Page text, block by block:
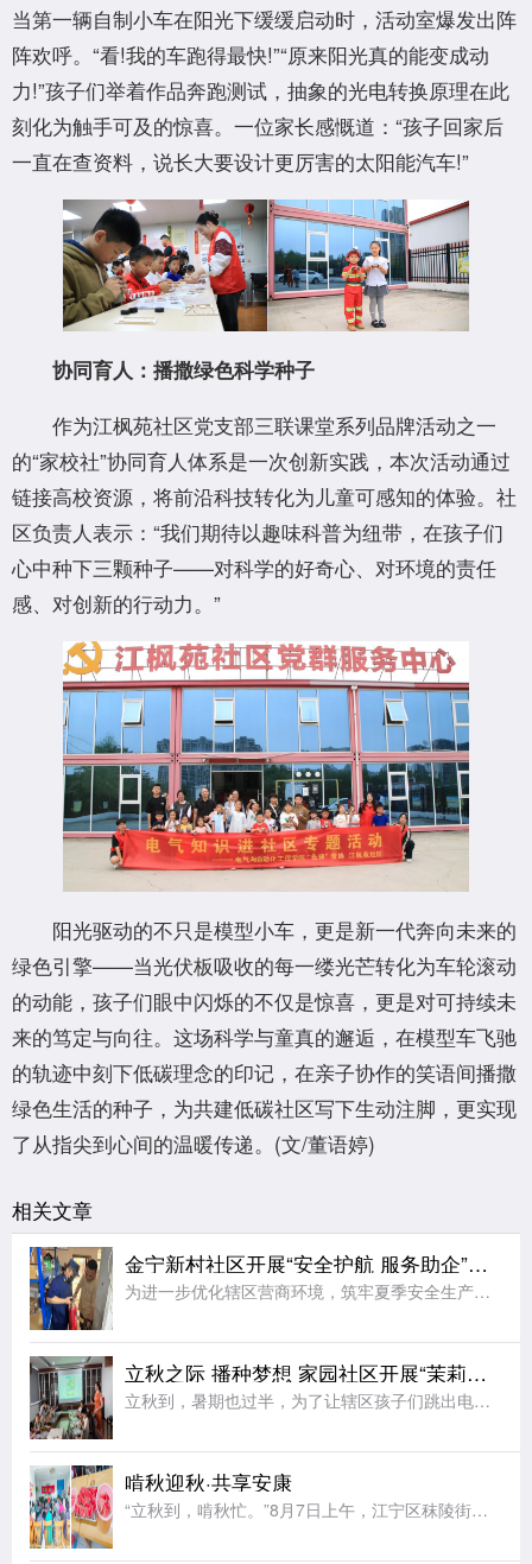
当第一辆自制小车在阳光下缓缓启动时，活动室爆发出阵
阵欢呼。“看!我的车跑得最快!”“原来阳光真的能变成动
力!”孩子们举着作品奔跑测试，抽象的光电转换原理在此
刻化为触手可及的惊喜。一位家长感慨道：“孩子回家后
一直在查资料，说长大要设计更厉害的太阳能汽车!”
协同育人：播撒绿色科学种子
作为江枫苑社区党支部三联课堂系列品牌活动之一
的“家校社”协同育人体系是一次创新实践，本次活动通过
链接高校资源，将前沿科技转化为儿童可感知的体验。社
区负责人表示：“我们期待以趣味科普为纽带，在孩子们
心中种下三颗种子——对科学的好奇心、对环境的责任
感、对创新的行动力。”
阳光驱动的不只是模型小车，更是新一代奔向未来的
绿色引擎——当光伏板吸收的每一缕光芒转化为车轮滚动
的动能，孩子们眼中闪烁的不仅是惊喜，更是对可持续未
来的笃定与向往。这场科学与童真的邂逅，在模型车飞驰
的轨迹中刻下低碳理念的印记，在亲子协作的笑语间播撒
绿色生活的种子，为共建低碳社区写下生动注脚，更实现
了从指尖到心间的温暖传递。(文/董语婷)
相关文章
金宁新村社区开展“安全护航 服务助企”宣传活动
为进一步优化辖区营商环境，筑牢夏季安全生产防线，近日，栖霞区迈皋桥街道金宁新村社区开展“安全护航 服务助企”主题宣传活动，推动安全理念与营商服务深度融合，全力营造更加稳定、有序的营商环境。活动中，由社
立秋之际 播种梦想 家园社区开展“茉莉花开”七彩夏日节气亲子活动
立秋到，暑期也过半，为了让辖区孩子们跳出电子屏幕、沉浸式感受传统节气文化的独特魅力，同时绷紧暑期安全防护弦，在亲子协作中收获充实又安心的暑期记忆，近日，江宁区秣陵街道家园社区在三楼活动空间顺利开展“立
啃秋迎秋·共享安康
“立秋到，啃秋忙。”8月7日上午，江宁区秣陵街道火炬村开展了“啃秋迎秋·共享安康”为主题的立秋敬老活动。活动室里瓜香四溢、笑声阵阵。桌上摆满了红瓤西瓜，老人围坐一堂，一边品尝着清甜的“啃秋”瓜，一边聊